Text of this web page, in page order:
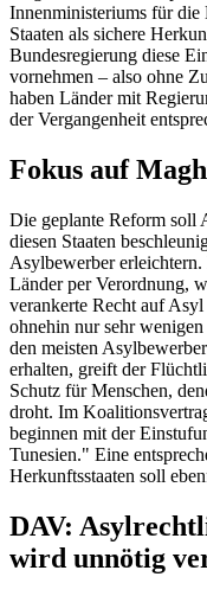
Innenministeriums für
Staaten als sichere
Bundesregierung diese
vornehmen – also ohne
haben Länder mit
der Vergangenheit
Fokus auf
Die geplante Reform soll
diesen Staaten
Asylbewerber
Länder per Verordnung,
verankerte Recht auf
ohnehin nur sehr
den meisten
erhalten, greift der
Schutz für Menschen,
droht. Im
beginnen mit der
Tunesien." Eine
Herkunftsstaaten soll
DAV:
wird unnötig